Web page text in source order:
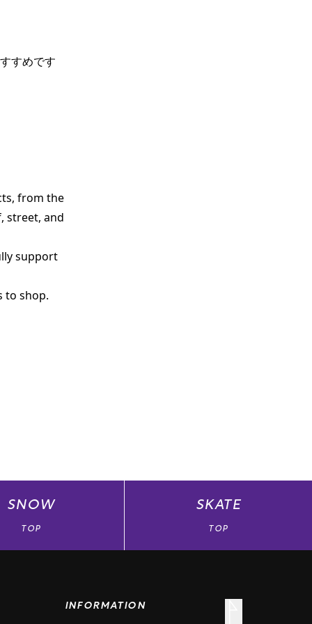
すめです
from the
street, and
support
to shop.
SNOW
TOP
SKATE
TOP
INFORMATION